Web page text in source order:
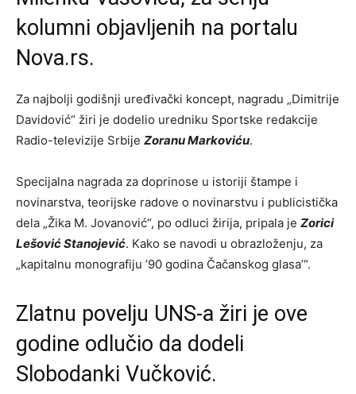
kolumni objavljenih na portalu
Nova.rs.
Za najbolji godišnji uređivački koncept, nagradu „Dimitrije
Davidović“ žiri je dodelio uredniku Sportske redakcije
Radio-televizije Srbije Zoranu Markoviću.
Specijalna nagrada za doprinose u istoriji štampe i
novinarstva, teorijske radove o novinarstvu i publicistička
dela „Žika M. Jovanović“, po odluci žirija, pripala je Zorici
Lešović Stanojević. Kako se navodi u obrazloženju, za
„kapitalnu monografiju ’90 godina Čačanskog glasa’“.
Zlatnu povelju UNS-a žiri je ove
godine odlučio da dodeli
Slobodanki Vučković.